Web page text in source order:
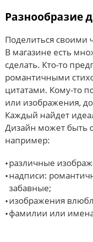
Разнообразие
Поделиться своими
В магазине есть
сделать. Кто-то
романтичными
цитатами. Кому-то
или изображения,
Каждый найдет
Дизайн может быть
например:
различные
надписи:
забавные;
изображения
фамилии или